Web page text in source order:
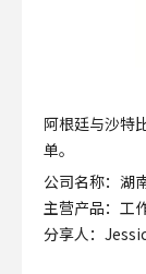
阿根廷与沙特
单。
公司名称：湖
主营产品：工
分享人：